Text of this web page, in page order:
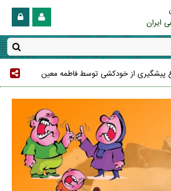
ایران
پیشگیری از خودکشی توسط فاطمه معین